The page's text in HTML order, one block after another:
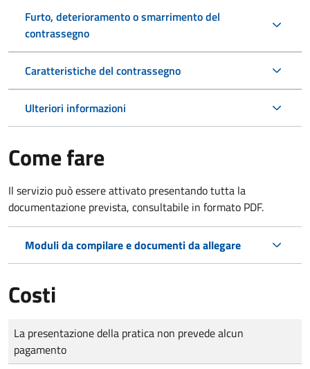
Furto, deterioramento o smarrimento del
contrassegno
Caratteristiche del contrassegno
Ulteriori informazioni
Come fare
Il servizio può essere attivato presentando tutta la
documentazione prevista, consultabile in formato PDF.
Moduli da compilare e documenti da allegare
Costi
Tipo di pagamento
Importo
La presentazione della pratica non prevede alcun
pagamento